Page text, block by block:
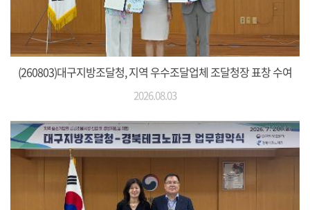
(260803)대구지방조달청, 지역 우수조달업체 조달청장 표창 수여
2026.08.03